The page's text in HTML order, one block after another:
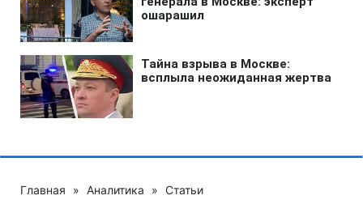
Главная » Аналитика » Статьи